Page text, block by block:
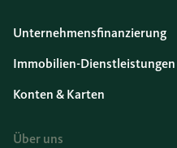
Unternehmensfinanzierung
Immobilien-Dienstleistungen
Konten & Karten
Über uns